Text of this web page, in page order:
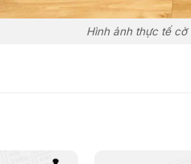
Hình ảnh thực tế cờ